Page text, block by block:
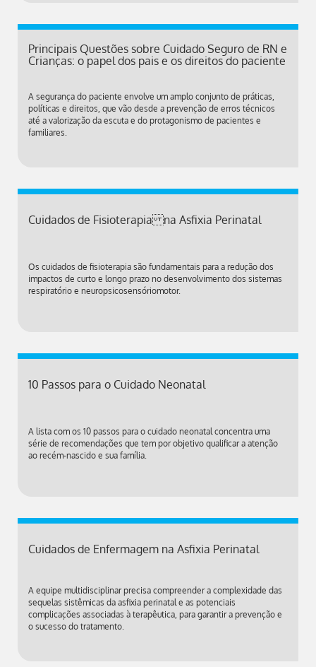
Principais Questões sobre Cuidado Seguro de RN e
Crianças: o papel dos pais e os direitos do paciente
A segurança do paciente envolve um amplo conjunto de práticas,
políticas e direitos, que vão desde a prevenção de erros técnicos
até a valorização da escuta e do protagonismo de pacientes e
familiares.
Cuidados de Fisioterapia na Asfixia Perinatal
Os cuidados de fisioterapia são fundamentais para a redução dos
impactos de curto e longo prazo no desenvolvimento dos sistemas
respiratório e neuropsicosensóriomotor.
10 Passos para o Cuidado Neonatal
A lista com os 10 passos para o cuidado neonatal concentra uma
série de recomendações que tem por objetivo qualificar a atenção
ao recém-nascido e sua família.
Cuidados de Enfermagem na Asfixia Perinatal
A equipe multidisciplinar precisa compreender a complexidade das
sequelas sistêmicas da asfixia perinatal e as potenciais
complicações associadas à terapêutica, para garantir a prevenção e
o sucesso do tratamento.